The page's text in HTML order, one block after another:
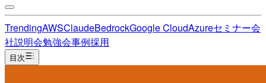
TrendingAWSClaudeBedrockGoogle CloudAzureセミナー会
社説明会勉強会事例採用
目次